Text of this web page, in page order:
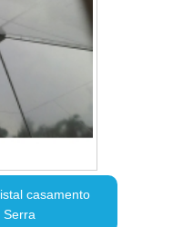
casamento
Serra